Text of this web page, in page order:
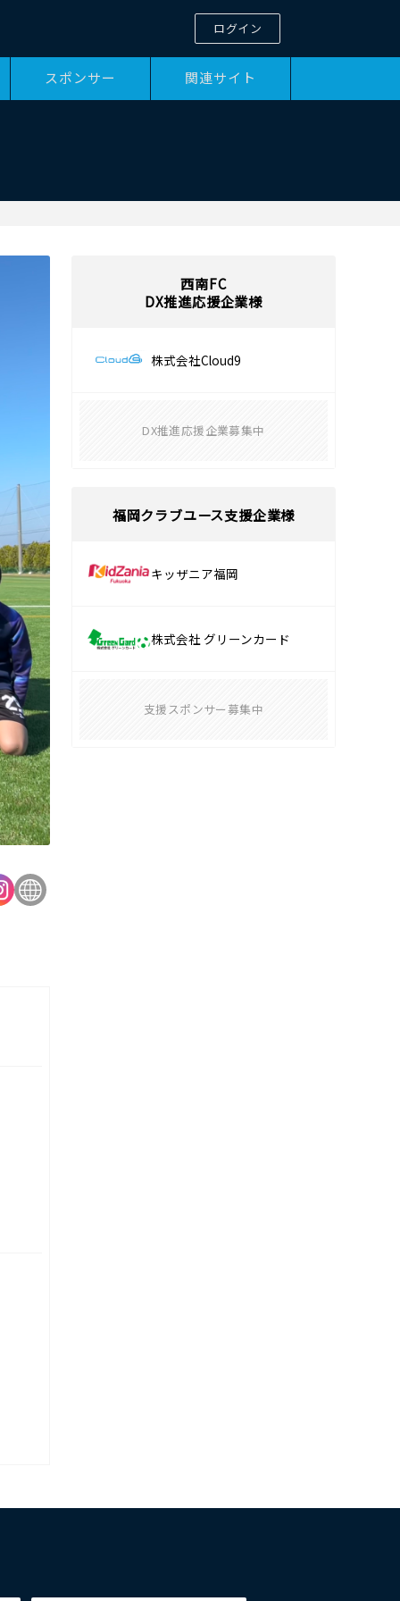
ログイン
スポンサー 関連サイト
西南FC
DX推進応援企業様
株式会社Cloud9
DX推進応援企業募集中
福岡クラブユース支援企業様
キッザニア福岡
株式会社 グリーンカード
支援スポンサー募集中